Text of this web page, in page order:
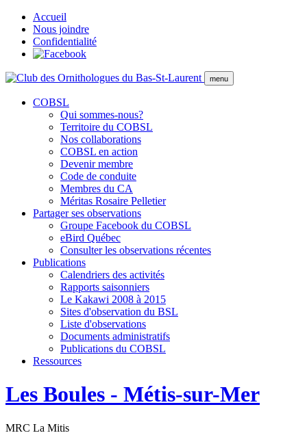
Accueil
Nous joindre
Confidentialité
menu
COBSL
Qui sommes-nous?
Territoire du COBSL
Nos collaborations
COBSL en action
Devenir membre
Code de conduite
Membres du CA
Méritas Rosaire Pelletier
Partager ses observations
Groupe Facebook du COBSL
eBird Québec
Consulter les observations récentes
Publications
Calendriers des activités
Rapports saisonniers
Le Kakawi 2008 à 2015
Sites d'observation du BSL
Liste d'observations
Documents administratifs
Publications du COBSL
Ressources
Les Boules - Métis-sur-Mer
MRC La Mitis